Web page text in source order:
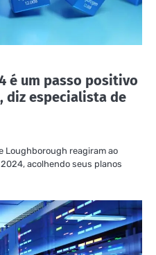
é um passo positivo
diz especialista de
Loughborough reagiram ao
acolhendo seus planos